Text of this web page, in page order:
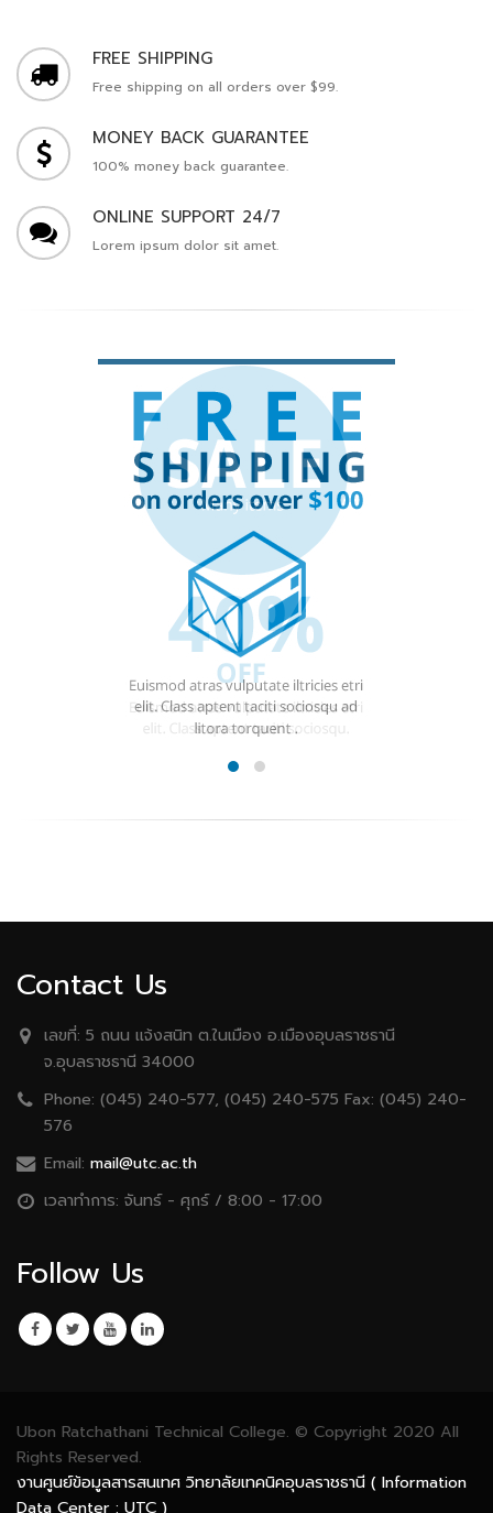
FREE SHIPPING
Free shipping on all orders over $99.
MONEY BACK GUARANTEE
100% money back guarantee.
ONLINE SUPPORT 24/7
Lorem ipsum dolor sit amet.
Contact Us
เลขที่: 5 ถนน เเจ้งสนิท ต.ในเมือง อ.เมืองอุบลราชธานี
จ.อุบลราชธานี 34000
Phone: (045) 240-577, (045) 240-575 Fax: (045) 240-
576
Email: mail@utc.ac.th
เวลาทำการ: จันทร์ - ศุกร์ / 8:00 - 17:00
Follow Us
Ubon Ratchathani Technical College. © Copyright 2020 All
Rights Reserved.
งานศูนย์ข้อมูลสารสนเทศ วิทยาลัยเทคนิคอุบลราชธานี ( Information
Data Center : UTC )